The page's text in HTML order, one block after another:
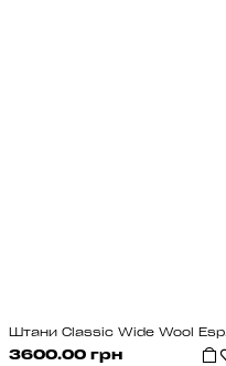
3600.00 грн